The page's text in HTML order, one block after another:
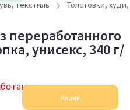
текстиль Толстовки,
переработанного
унисекс, 340 г/
Акция